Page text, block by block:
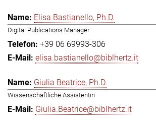
Elisa Bastianello, Ph.D.
Digital Publications Manager
+39 06 69993-306
elisa.bastianello@biblhertz.it
Giulia Beatrice, Ph.D.
Wissenschaftliche Assistentin
Giulia.Beatrice@biblhertz.it